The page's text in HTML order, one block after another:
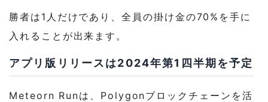
勝者は1人だけであり、全員の掛け金の70%を手に
入れることが出来ます。
アプリ版リリースは2024年第1四半期を予定
Meteorn Runは、Polygonブロックチェーンを活